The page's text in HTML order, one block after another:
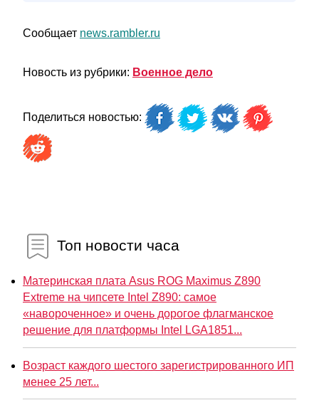
Сообщает news.rambler.ru
Новость из рубрики: Военное дело
Поделиться новостью:
Топ новости часа
Материнская плата Asus ROG Maximus Z890
Extreme на чипсете Intel Z890: самое
«навороченное» и очень дорогое флагманское
решение для платформы Intel LGA1851...
Возраст каждого шестого зарегистрированного ИП
менее 25 лет...